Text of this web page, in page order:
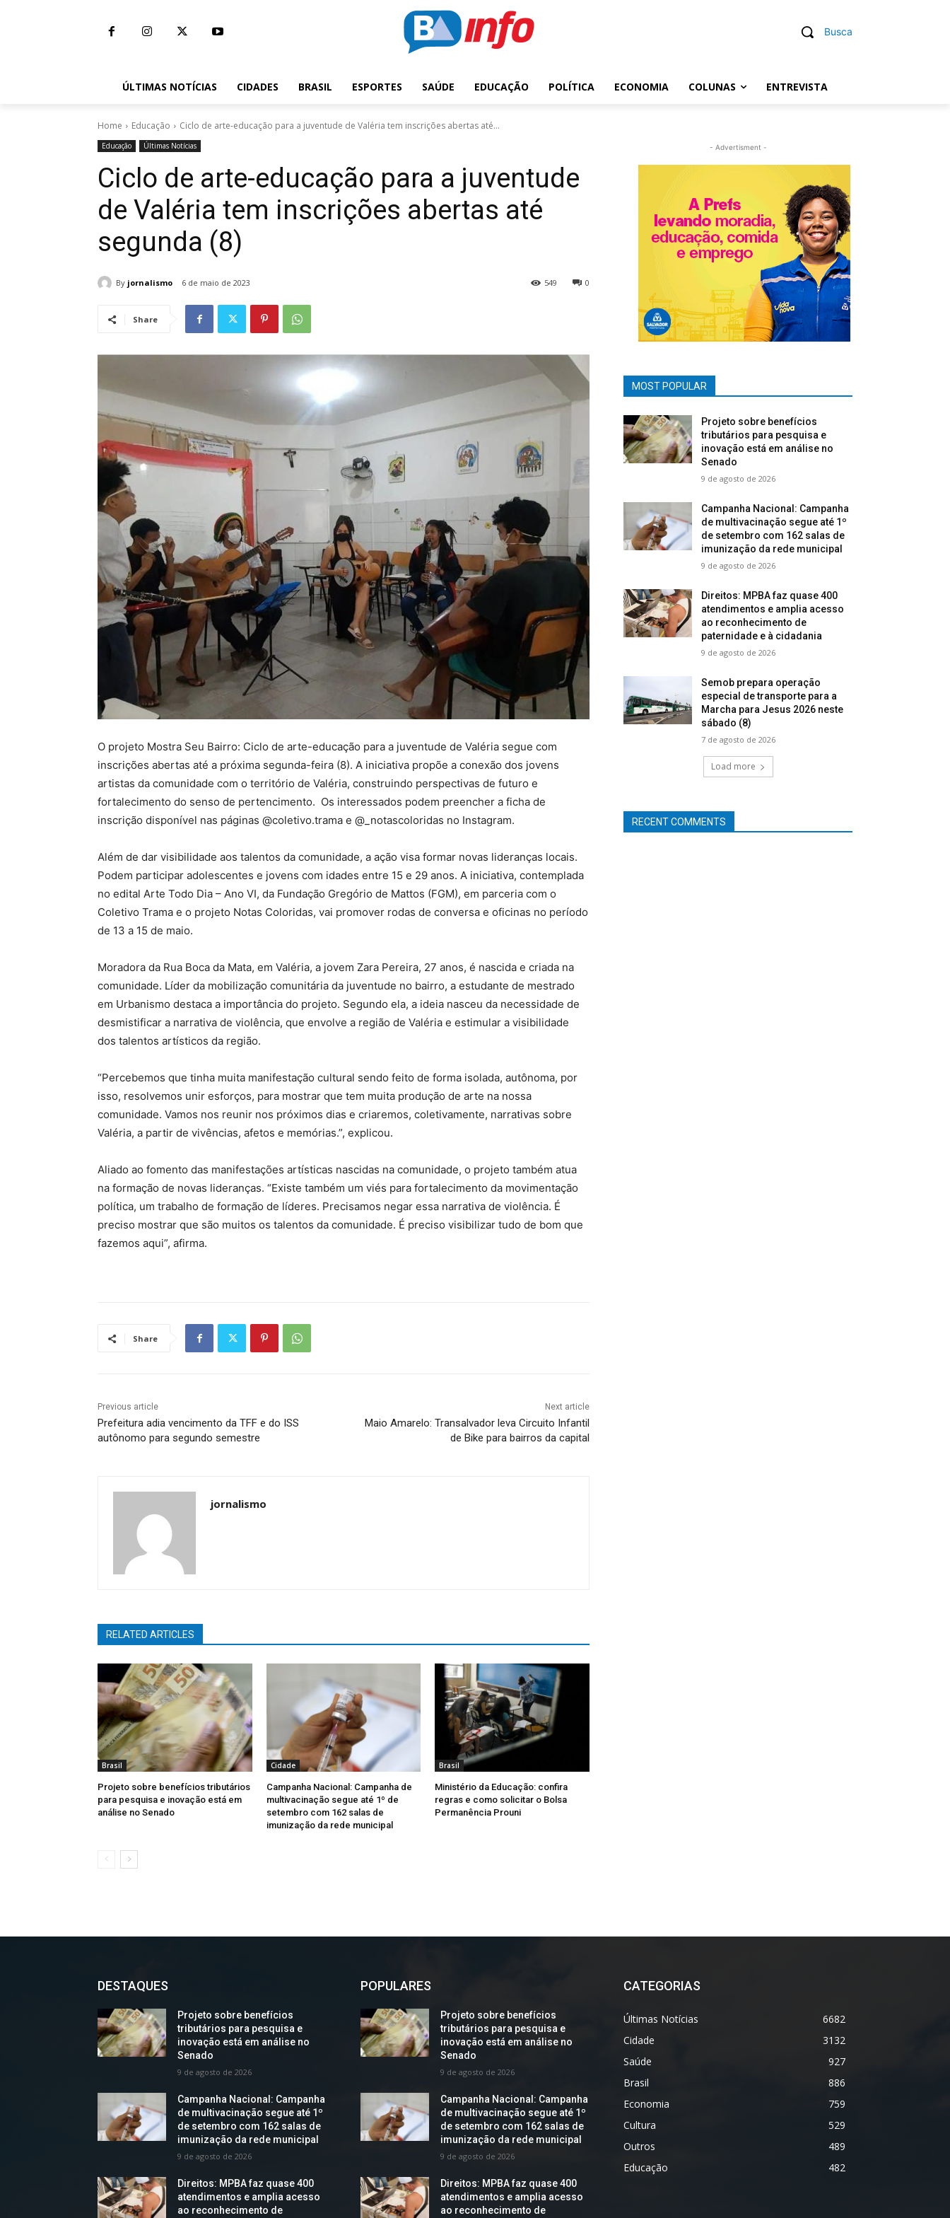
Busca
ÚLTIMAS NOTÍCIAS CIDADES BRASIL ESPORTES SAÚDE EDUCAÇÃO POLÍTICA ECONOMIA COLUNAS ENTREVISTA
Home Educação Ciclo de arte-educação para a juventude de Valéria tem inscrições abertas até...
Educação Últimas Notícias
Ciclo de arte-educação para a juventude
de Valéria tem inscrições abertas até
segunda (8)
By jornalismo 6 de maio de 2023 0
549
Share
O projeto Mostra Seu Bairro: Ciclo de arte-educação para a juventude de Valéria segue com
inscrições abertas até a próxima segunda-feira (8). A iniciativa propõe a conexão dos jovens
artistas da comunidade com o território de Valéria, construindo perspectivas de futuro e
fortalecimento do senso de pertencimento. Os interessados podem preencher a ficha de
inscrição disponível nas páginas @‌coletivo.trama e @_notascoloridas no Instagram.
Além de dar visibilidade aos talentos da comunidade, a ação visa formar novas lideranças locais.
Podem participar adolescentes e jovens com idades entre 15 e 29 anos. A iniciativa, contemplada
no edital Arte Todo Dia – Ano VI, da Fundação Gregório de Mattos (FGM), em parceria com o
Coletivo Trama e o projeto Notas Coloridas, vai promover rodas de conversa e oficinas no período
de 13 a 15 de maio.
Moradora da Rua Boca da Mata, em Valéria, a jovem Zara Pereira, 27 anos, é nascida e criada na
comunidade. Líder da mobilização comunitária da juventude no bairro, a estudante de mestrado
em Urbanismo destaca a importância do projeto. Segundo ela, a ideia nasceu da necessidade de
desmistificar a narrativa de violência, que envolve a região de Valéria e estimular a visibilidade
dos talentos artísticos da região.
“Percebemos que tinha muita manifestação cultural sendo feito de forma isolada, autônoma, por
isso, resolvemos unir esforços, para mostrar que tem muita produção de arte na nossa
comunidade. Vamos nos reunir nos próximos dias e criaremos, coletivamente, narrativas sobre
Valéria, a partir de vivências, afetos e memórias.”, explicou.
Aliado ao fomento das manifestações artísticas nascidas na comunidade, o projeto também atua
na formação de novas lideranças. “Existe também um viés para fortalecimento da movimentação
política, um trabalho de formação de líderes. Precisamos negar essa narrativa de violência. É
preciso mostrar que são muitos os talentos da comunidade. É preciso visibilizar tudo de bom que
fazemos aqui”, afirma.
Share
Previous article
Prefeitura adia vencimento da TFF e do ISS
autônomo para segundo semestre
Next article
Maio Amarelo: Transalvador leva Circuito Infantil
de Bike para bairros da capital
jornalismo
RELATED ARTICLES
Brasil
Projeto sobre benefícios tributários
para pesquisa e inovação está em
análise no Senado
Cidade
Campanha Nacional: Campanha de
multivacinação segue até 1º de
setembro com 162 salas de
imunização da rede municipal
Brasil
Ministério da Educação: confira
regras e como solicitar o Bolsa
Permanência Prouni
- Advertisment -
MOST POPULAR
Projeto sobre benefícios
tributários para pesquisa e
inovação está em análise no
Senado
9 de agosto de 2026
Campanha Nacional: Campanha
de multivacinação segue até 1º
de setembro com 162 salas de
imunização da rede municipal
9 de agosto de 2026
Direitos: MPBA faz quase 400
atendimentos e amplia acesso
ao reconhecimento de
paternidade e à cidadania
9 de agosto de 2026
Semob prepara operação
especial de transporte para a
Marcha para Jesus 2026 neste
sábado (8)
7 de agosto de 2026
Load more
RECENT COMMENTS
DESTAQUES
Projeto sobre benefícios
tributários para pesquisa e
inovação está em análise no
Senado
9 de agosto de 2026
Campanha Nacional: Campanha
de multivacinação segue até 1º
de setembro com 162 salas de
imunização da rede municipal
9 de agosto de 2026
Direitos: MPBA faz quase 400
atendimentos e amplia acesso
ao reconhecimento de
POPULARES
Projeto sobre benefícios
tributários para pesquisa e
inovação está em análise no
Senado
9 de agosto de 2026
Campanha Nacional: Campanha
de multivacinação segue até 1º
de setembro com 162 salas de
imunização da rede municipal
9 de agosto de 2026
Direitos: MPBA faz quase 400
atendimentos e amplia acesso
ao reconhecimento de
CATEGORIAS
Últimas Notícias
6682
Cidade
3132
Saúde
927
Brasil
886
Economia
759
Cultura
529
Outros
489
Educação
482